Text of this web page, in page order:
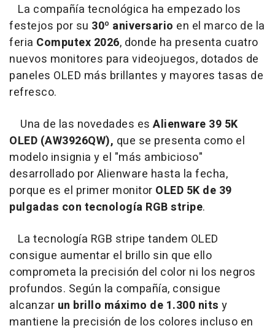
La compañía tecnológica ha empezado los
festejos por su 30º aniversario en el marco de la
feria Computex 2026, donde ha presenta cuatro
nuevos monitores para videojuegos, dotados de
paneles OLED más brillantes y mayores tasas de
refresco.
Una de las novedades es Alienware 39 5K
OLED (AW3926QW), que se presenta como el
modelo insignia y el "más ambicioso"
desarrollado por Alienware hasta la fecha,
porque es el primer monitor OLED 5K de 39
pulgadas con tecnología RGB stripe.
La tecnología RGB stripe tandem OLED
consigue aumentar el brillo sin que ello
comprometa la precisión del color ni los negros
profundos. Según la compañía, consigue
alcanzar un brillo máximo de 1.300 nits y
mantiene la precisión de los colores incluso en